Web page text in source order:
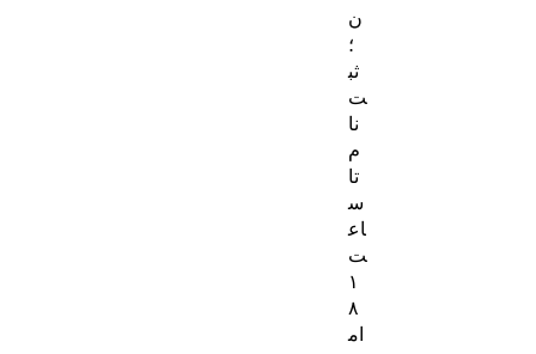
ن
؛
ثب
ت‌
نا
م
تا
س
اع
ت
۱
۸
ام